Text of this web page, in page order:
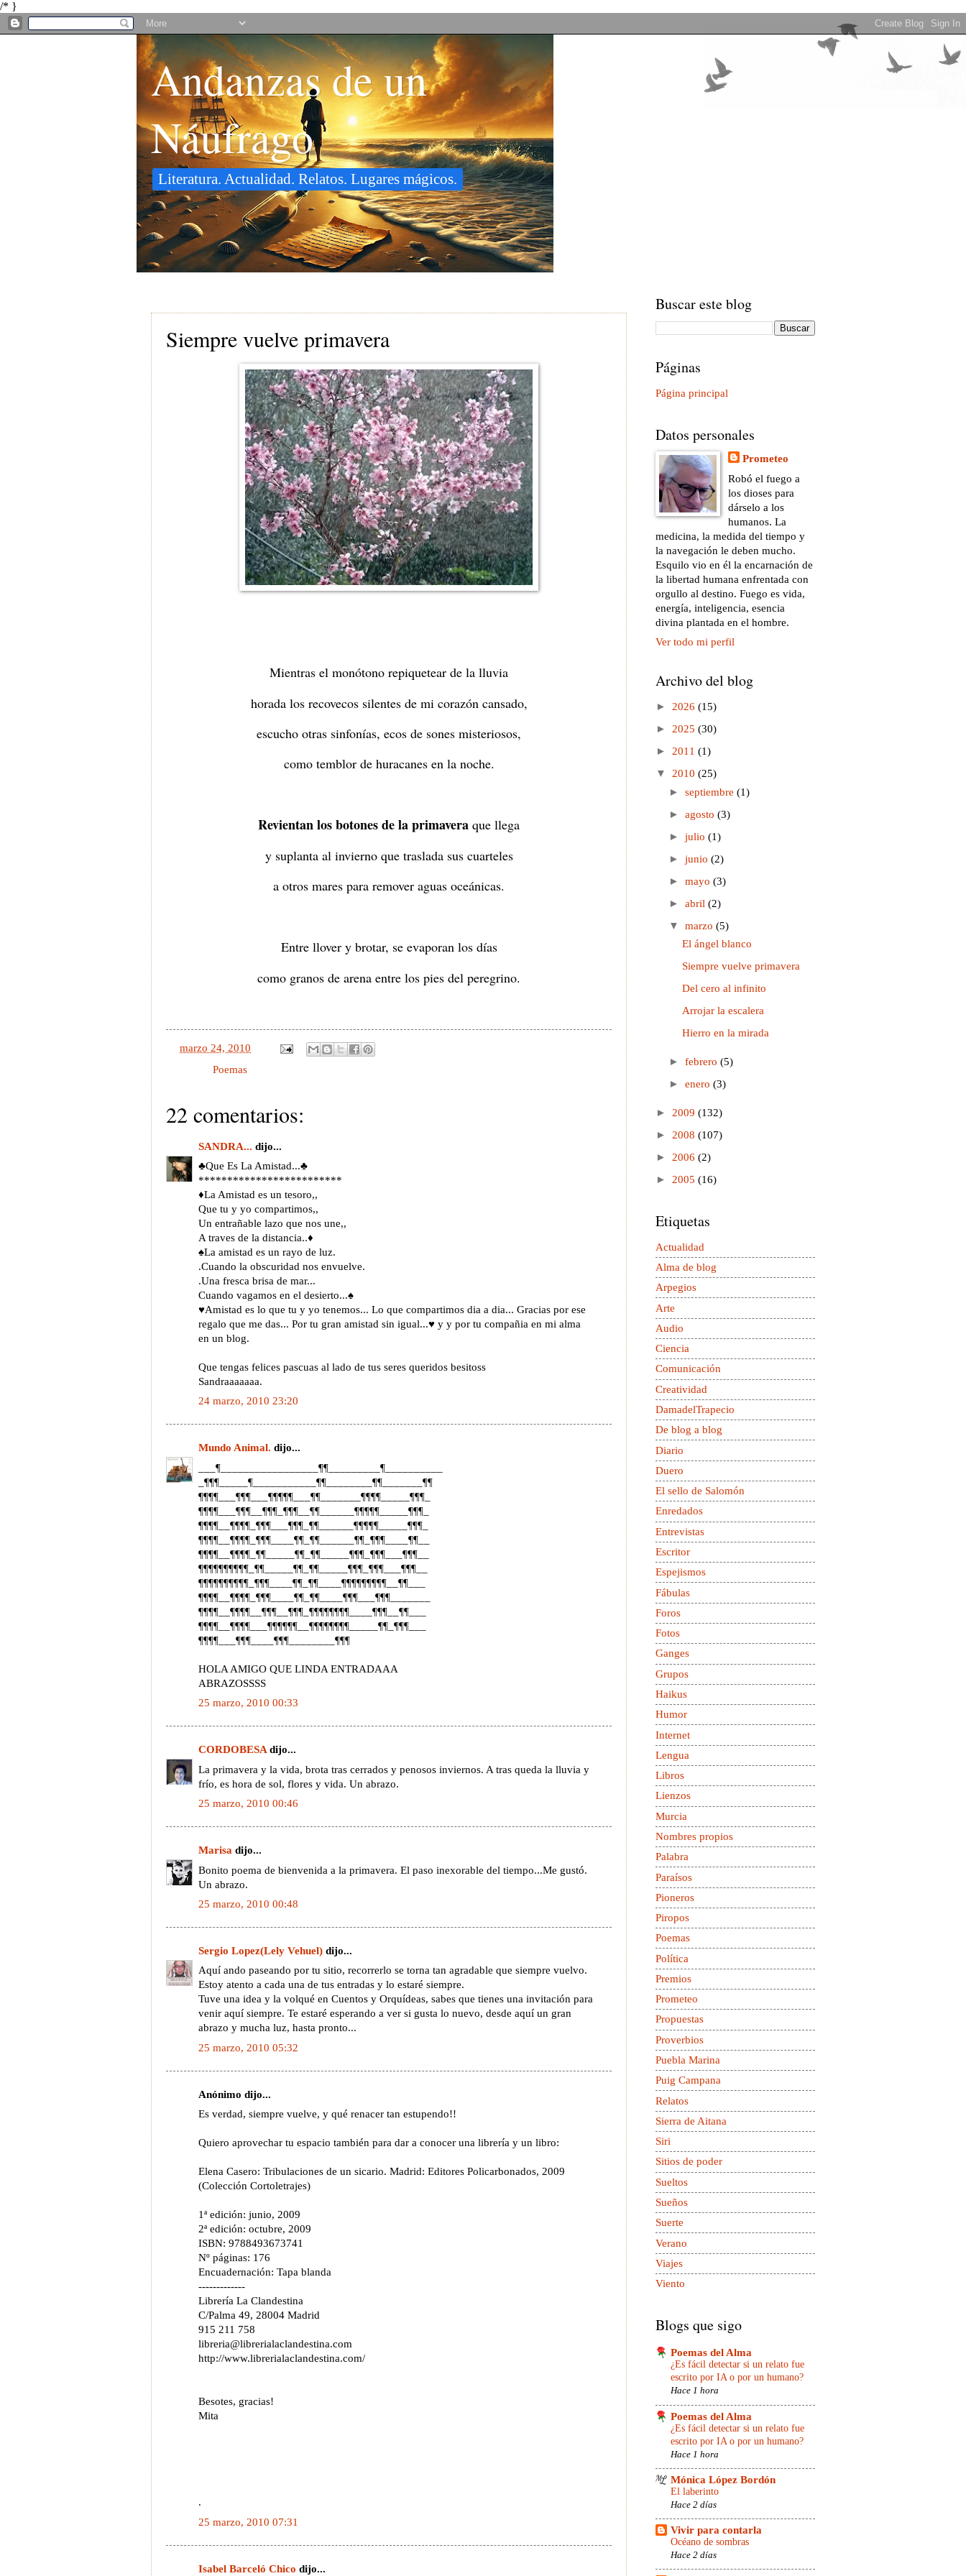
/* }
Andanzas de un
Náufrago
Literatura. Actualidad. Relatos. Lugares mágicos.
Siempre vuelve primavera
Mientras el monótono repiquetear de la lluvia
horada los recovecos silentes de mi corazón cansado,
escucho otras sinfonías, ecos de sones misteriosos,
como temblor de huracanes en la noche.
Revientan los botones de la primavera que llega
y suplanta al invierno que traslada sus cuarteles
a otros mares para remover aguas oceánicas.
Entre llover y brotar, se evaporan los días
como granos de arena entre los pies del peregrino.
marzo 24, 2010
Poemas
22 comentarios:
SANDRA... dijo...
♣Que Es La Amistad...♣
*************************
♦La Amistad es un tesoro,,
Que tu y yo compartimos,,
Un entrañable lazo que nos une,,
A traves de la distancia..♦
♠La amistad es un rayo de luz.
.Cuando la obscuridad nos envuelve.
.Una fresca brisa de mar...
Cuando vagamos en el desierto...♠
♥Amistad es lo que tu y yo tenemos... Lo que compartimos dia a dia... Gracias por ese
regalo que me das... Por tu gran amistad sin igual...♥ y y por tu compañia en mi alma
en un blog.
Que tengas felices pascuas al lado de tus seres queridos besitoss
Sandraaaaaaa.
24 marzo, 2010 23:20
Mundo Animal. dijo...
___¶_________________¶¶_________¶__________
_¶¶¶_____¶___________¶¶________¶¶_______¶¶
¶¶¶¶___¶¶¶___¶¶¶¶¶___¶¶_______¶¶¶¶_____¶¶¶_
¶¶¶¶___¶¶¶__¶¶¶_¶¶¶__¶¶______¶¶¶¶¶_____¶¶¶_
¶¶¶¶__¶¶¶¶_¶¶¶___¶¶¶_¶¶______¶¶¶¶¶_____¶¶¶_
¶¶¶¶__¶¶¶¶_¶¶¶____¶¶_¶¶______¶¶_¶¶¶____¶¶__
¶¶¶¶__¶¶¶¶_¶¶_____¶¶_¶¶_____¶¶¶_¶¶¶___¶¶¶__
¶¶¶¶¶¶¶¶¶¶_¶¶_____¶¶_¶¶_____¶¶¶_¶¶¶___¶¶¶__
¶¶¶¶¶¶¶¶¶¶_¶¶¶____¶¶_¶¶____¶¶¶¶¶¶¶¶¶__¶¶___
¶¶¶¶__¶¶¶¶_¶¶¶____¶¶_¶¶____¶¶¶___¶¶¶_______
¶¶¶¶__¶¶¶¶__¶¶¶__¶¶¶_¶¶¶¶¶¶¶¶____¶¶¶__¶¶___
¶¶¶¶__¶¶¶¶___¶¶¶¶¶¶__¶¶¶¶¶¶¶¶_____¶¶_¶¶¶___
¶¶¶¶___¶¶¶____¶¶¶________¶¶¶
HOLA AMIGO QUE LINDA ENTRADAAA
ABRAZOSSSS
25 marzo, 2010 00:33
CORDOBESAdijo...
La primavera y la vida, brota tras cerrados y penosos inviernos. A tras queda la lluvia y
frío, es hora de sol, flores y vida. Un abrazo.
25 marzo, 2010 00:46
Marisa dijo...
Bonito poema de bienvenida a la primavera. El paso inexorable del tiempo...Me gustó.
Un abrazo.
25 marzo, 2010 00:48
Sergio Lopez(Lely Vehuel) dijo...
Aquí ando paseando por tu sitio, recorrerlo se torna tan agradable que siempre vuelvo.
Estoy atento a cada una de tus entradas y lo estaré siempre.
Tuve una idea y la volqué en Cuentos y Orquídeas, sabes que tienes una invitación para
venir aquí siempre. Te estaré esperando a ver si gusta lo nuevo, desde aquí un gran
abrazo y mucha luz, hasta pronto...
25 marzo, 2010 05:32
Anónimo dijo...
Es verdad, siempre vuelve, y qué renacer tan estupendo!!
Quiero aprovechar tu espacio también para dar a conocer una librería y un libro:
Elena Casero: Tribulaciones de un sicario. Madrid: Editores Policarbonados, 2009
(Colección Cortoletrajes)
1ª edición: junio, 2009
2ª edición: octubre, 2009
ISBN: 9788493673741
Nº páginas: 176
Encuadernación: Tapa blanda
-------------
Librería La Clandestina
C/Palma 49, 28004 Madrid
915 211 758
libreria@librerialaclandestina.com
http://www.librerialaclandestina.com/
Besotes, gracias!
Mita
.
25 marzo, 2010 07:31
Isabel Barceló Chico dijo...
Buscar este blog
Páginas
Página principal
Datos personales
Prometeo
Robó el fuego a
los dioses para
dárselo a los
humanos. La
medicina, la medida del tiempo y
la navegación le deben mucho.
Esquilo vio en él la encarnación de
la libertad humana enfrentada con
orgullo al destino. Fuego es vida,
energía, inteligencia, esencia
divina plantada en el hombre.
Ver todo mi perfil
Archivo del blog
► 2026 (15)
► 2025 (30)
► 2011 (1)
▼ 2010 (25)
► septiembre (1)
► agosto (3)
► julio (1)
► junio (2)
► mayo (3)
► abril (2)
▼ marzo (5)
El ángel blanco
Siempre vuelve primavera
Del cero al infinito
Arrojar la escalera
Hierro en la mirada
► febrero (5)
► enero (3)
► 2009 (132)
► 2008 (107)
► 2006 (2)
► 2005 (16)
Etiquetas
Actualidad
Alma de blog
Arpegios
Arte
Audio
Ciencia
Comunicación
Creatividad
DamadelTrapecio
De blog a blog
Diario
Duero
El sello de Salomón
Enredados
Entrevistas
Escritor
Espejismos
Fábulas
Foros
Fotos
Ganges
Grupos
Haikus
Humor
Internet
Lengua
Libros
Lienzos
Murcia
Nombres propios
Palabra
Paraísos
Pioneros
Piropos
Poemas
Política
Premios
Prometeo
Propuestas
Proverbios
Puebla Marina
Puig Campana
Relatos
Sierra de Aitana
Siri
Sitios de poder
Sueltos
Sueños
Suerte
Verano
Viajes
Viento
Blogs que sigo
Poemas del Alma
¿Es fácil detectar si un relato fue
escrito por IA o por un humano?
Hace 1 hora
Poemas del Alma
¿Es fácil detectar si un relato fue
escrito por IA o por un humano?
Hace 1 hora
Mónica López Bordón
El laberinto
Hace 2 días
Vivir para contarla
Océano de sombras
Hace 2 días